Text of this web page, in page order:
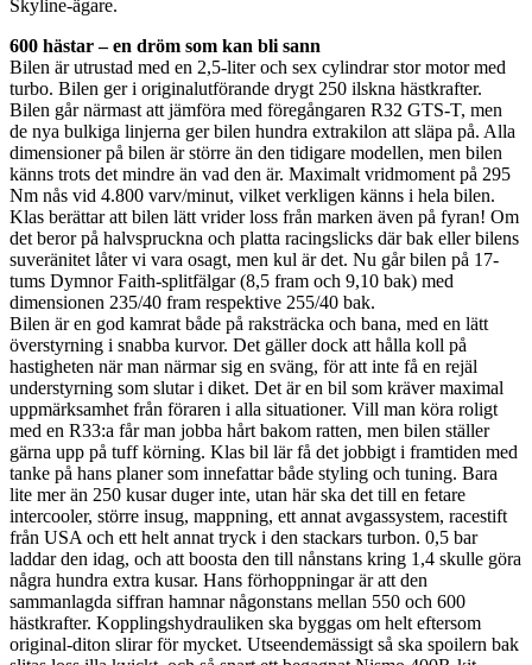
Skyline-ägare.
600 hästar – en dröm som kan bli sann
Bilen är utrustad med en 2,5-liter och sex cylindrar stor motor med
turbo. Bilen ger i originalutförande drygt 250 ilskna hästkrafter.
Bilen går närmast att jämföra med föregångaren R32 GTS-T, men
de nya bulkiga linjerna ger bilen hundra extrakilon att släpa på. Alla
dimensioner på bilen är större än den tidigare modellen, men bilen
känns trots det mindre än vad den är. Maximalt vridmoment på 295
Nm nås vid 4.800 varv/minut, vilket verkligen känns i hela bilen.
Klas berättar att bilen lätt vrider loss från marken även på fyran! Om
det beror på halvspruckna och platta racingslicks där bak eller bilens
suveränitet låter vi vara osagt, men kul är det. Nu går bilen på 17-
tums Dymnor Faith-splitfälgar (8,5 fram och 9,10 bak) med
dimensionen 235/40 fram respektive 255/40 bak.
Bilen är en god kamrat både på raksträcka och bana, med en lätt
överstyrning i snabba kurvor. Det gäller dock att hålla koll på
hastigheten när man närmar sig en sväng, för att inte få en rejäl
understyrning som slutar i diket. Det är en bil som kräver maximal
uppmärksamhet från föraren i alla situationer. Vill man köra roligt
med en R33:a får man jobba hårt bakom ratten, men bilen ställer
gärna upp på tuff körning. Klas bil lär få det jobbigt i framtiden med
tanke på hans planer som innefattar både styling och tuning. Bara
lite mer än 250 kusar duger inte, utan här ska det till en fetare
intercooler, större insug, mappning, ett annat avgassystem, racestift
från USA och ett helt annat tryck i den stackars turbon. 0,5 bar
laddar den idag, och att boosta den till nånstans kring 1,4 skulle göra
några hundra extra kusar. Hans förhoppningar är att den
sammanlagda siffran hamnar någonstans mellan 550 och 600
hästkrafter. Kopplingshydrauliken ska byggas om helt eftersom
original-diton slirar för mycket. Utseendemässigt så ska spoilern bak